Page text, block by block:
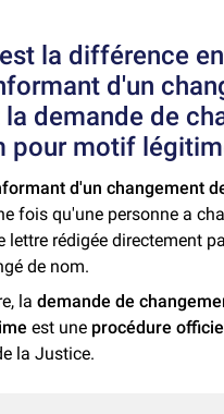
la différence
d'un
demande de
pour motif
d'un changement
fois qu'une personne a
lettre rédigée directement
de nom.
lademande de
est une procédure
la Justice.